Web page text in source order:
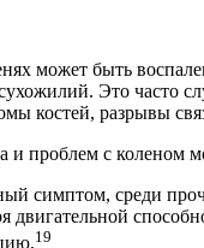
может быть
Это часто
костей, разрывы
проблем с коленом
симптом, среди
двигательной
19